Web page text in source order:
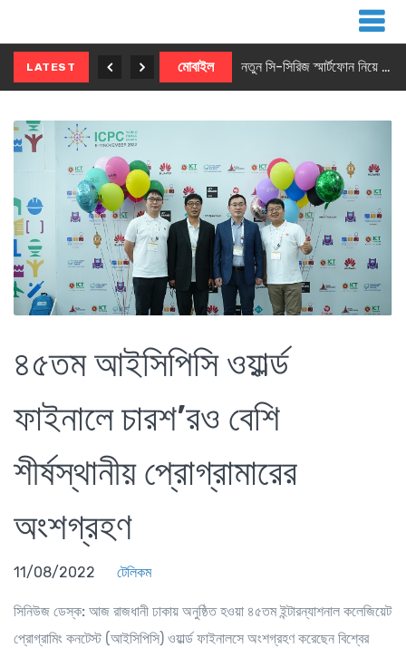
LATEST মোবাইল নতুন সি-সিরিজ স্মার্টফোন নিয়ে আসছে রিয়েলমি
৪৫তম আইসিপিসি ওয়ার্ল্ড
ফাইনালে চারশ’রও বেশি
শীর্ষস্থানীয় প্রোগ্রামারের
অংশগ্রহণ
11/08/2022 টেলিকম
সিনিউজ ডেস্ক: আজ রাজধানী ঢাকায় অনুষ্ঠিত হওয়া ৪৫তম ইন্টারন্যাশনাল কলেজিয়েট
প্রোগ্রামিং কনটেস্ট (আইসিপিসি) ওয়ার্ল্ড ফাইনালসে অংশগ্রহণ করেছেন বিশ্বের